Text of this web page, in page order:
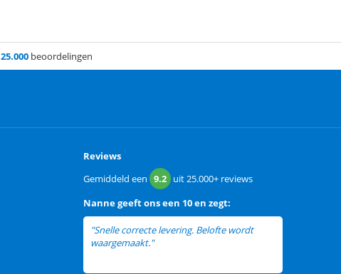
25.000 beoordelingen
Reviews
Gemiddeld een 9.2 uit25.000+ reviews
Nannegeeft ons een 10 en zegt:
"Snelle correcte levering. Belofte wordt
waargemaakt."